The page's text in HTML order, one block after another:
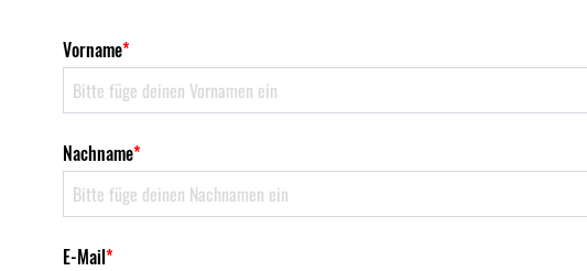
Vorname*
Nachname*
E-Mail*